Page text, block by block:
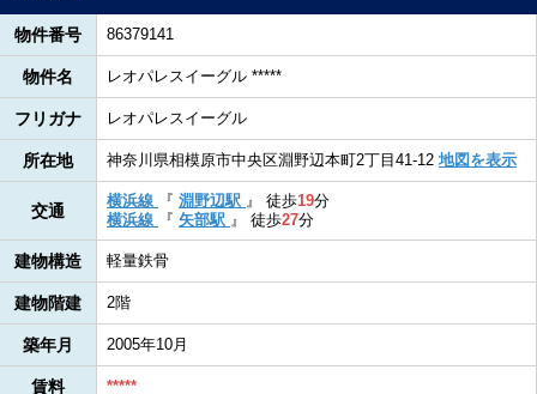
物件番号 86379141
物件名 レオパレスイーグル *****
フリガナ レオパレスイーグル
所在地 神奈川県相模原市中央区淵野辺本町2丁目41-12 地図を表示
交通
横浜線 『 淵野辺駅 』 徒歩19分
横浜線
『 矢部駅 』 徒歩27分
建物構造 軽量鉄骨
建物階建 2階
築年月 2005年10月
賃料 *****